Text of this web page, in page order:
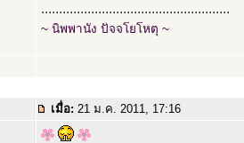
.....................................................
~ นิพพานัง ปัจจโยโหตุ ~
เมื่อ: 21 ม.ค. 2011, 17:16